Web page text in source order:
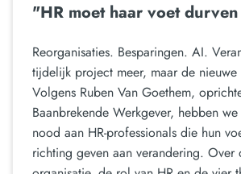
"HR moet haar voet
Reorganisaties. Besparingen. AI.
tijdelijk project meer, maar de nieuwe
Volgens Ruben Van Goethem,
Baanbrekende Werkgever, hebben
nood aan HR-professionals die hun
richting geven aan verandering. Over